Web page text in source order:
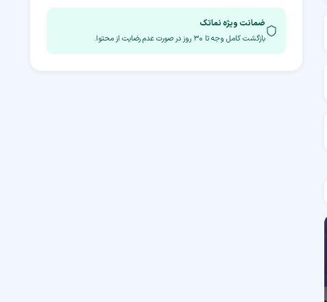
ضمانت ویژه نماتک
بازگشت کامل وجه تا ۳۰ روز در صورت عدم رضایت از محتوا.